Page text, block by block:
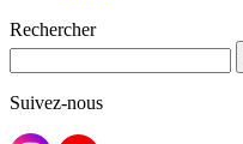
Rechercher
Suivez-nous